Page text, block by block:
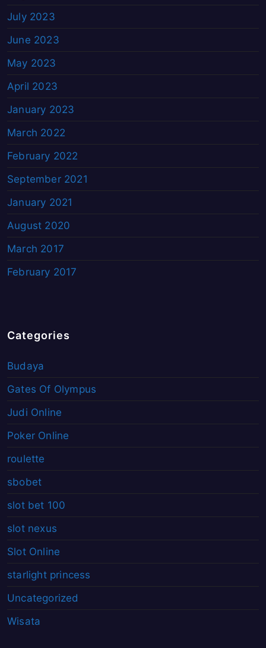
July 2023
June 2023
May 2023
April 2023
January 2023
March 2022
February 2022
September 2021
January 2021
August 2020
March 2017
February 2017
Categories
Budaya
Gates Of Olympus
Judi Online
Poker Online
roulette
sbobet
slot bet 100
slot nexus
Slot Online
starlight princess
Uncategorized
Wisata